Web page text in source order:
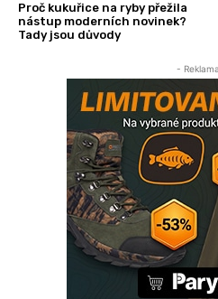
Proč kukuřice na ryby přežila
nástup moderních novinek?
Tady jsou důvody
-